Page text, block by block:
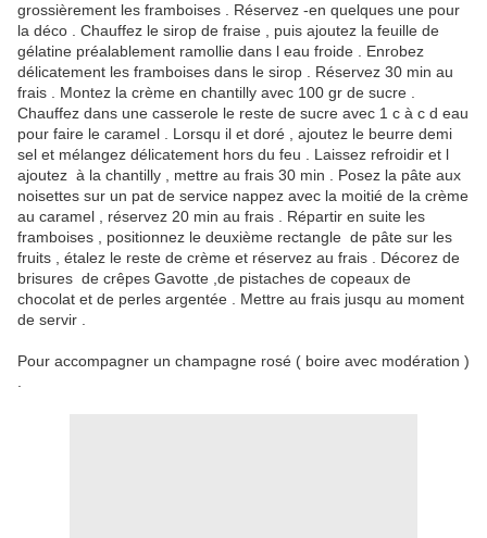
grossièrement les framboises . Réservez -en quelques une pour
la déco . Chauffez le sirop de fraise , puis ajoutez la feuille de
gélatine préalablement ramollie dans l eau froide . Enrobez
délicatement les framboises dans le sirop . Réservez 30 min au
frais . Montez la crème en chantilly avec 100 gr de sucre .
Chauffez dans une casserole le reste de sucre avec 1 c à c d eau
pour faire le caramel . Lorsqu il et doré , ajoutez le beurre demi
sel et mélangez délicatement hors du feu . Laissez refroidir et l
ajoutez à la chantilly , mettre au frais 30 min . Posez la pâte aux
noisettes sur un pat de service nappez avec la moitié de la crème
au caramel , réservez 20 min au frais . Répartir en suite les
framboises , positionnez le deuxième rectangle de pâte sur les
fruits , étalez le reste de crème et réservez au frais . Décorez de
brisures de crêpes Gavotte ,de pistaches de copeaux de
chocolat et de perles argentée . Mettre au frais jusqu au moment
de servir .
Pour accompagner un champagne rosé ( boire avec modération )